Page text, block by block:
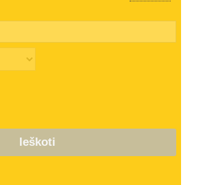
Ieškoti